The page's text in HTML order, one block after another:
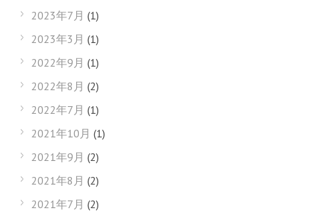
2023年7月 (1)
2023年3月 (1)
2022年9月 (1)
2022年8月 (2)
2022年7月 (1)
2021年10月 (1)
2021年9月 (2)
2021年8月 (2)
2021年7月 (2)